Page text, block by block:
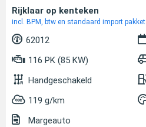
Rijklaar op kenteken
incl. BPM, btw en standaard import pakket
62012
116 PK (85 KW)
Handgeschakeld
119 g/km
Margeauto